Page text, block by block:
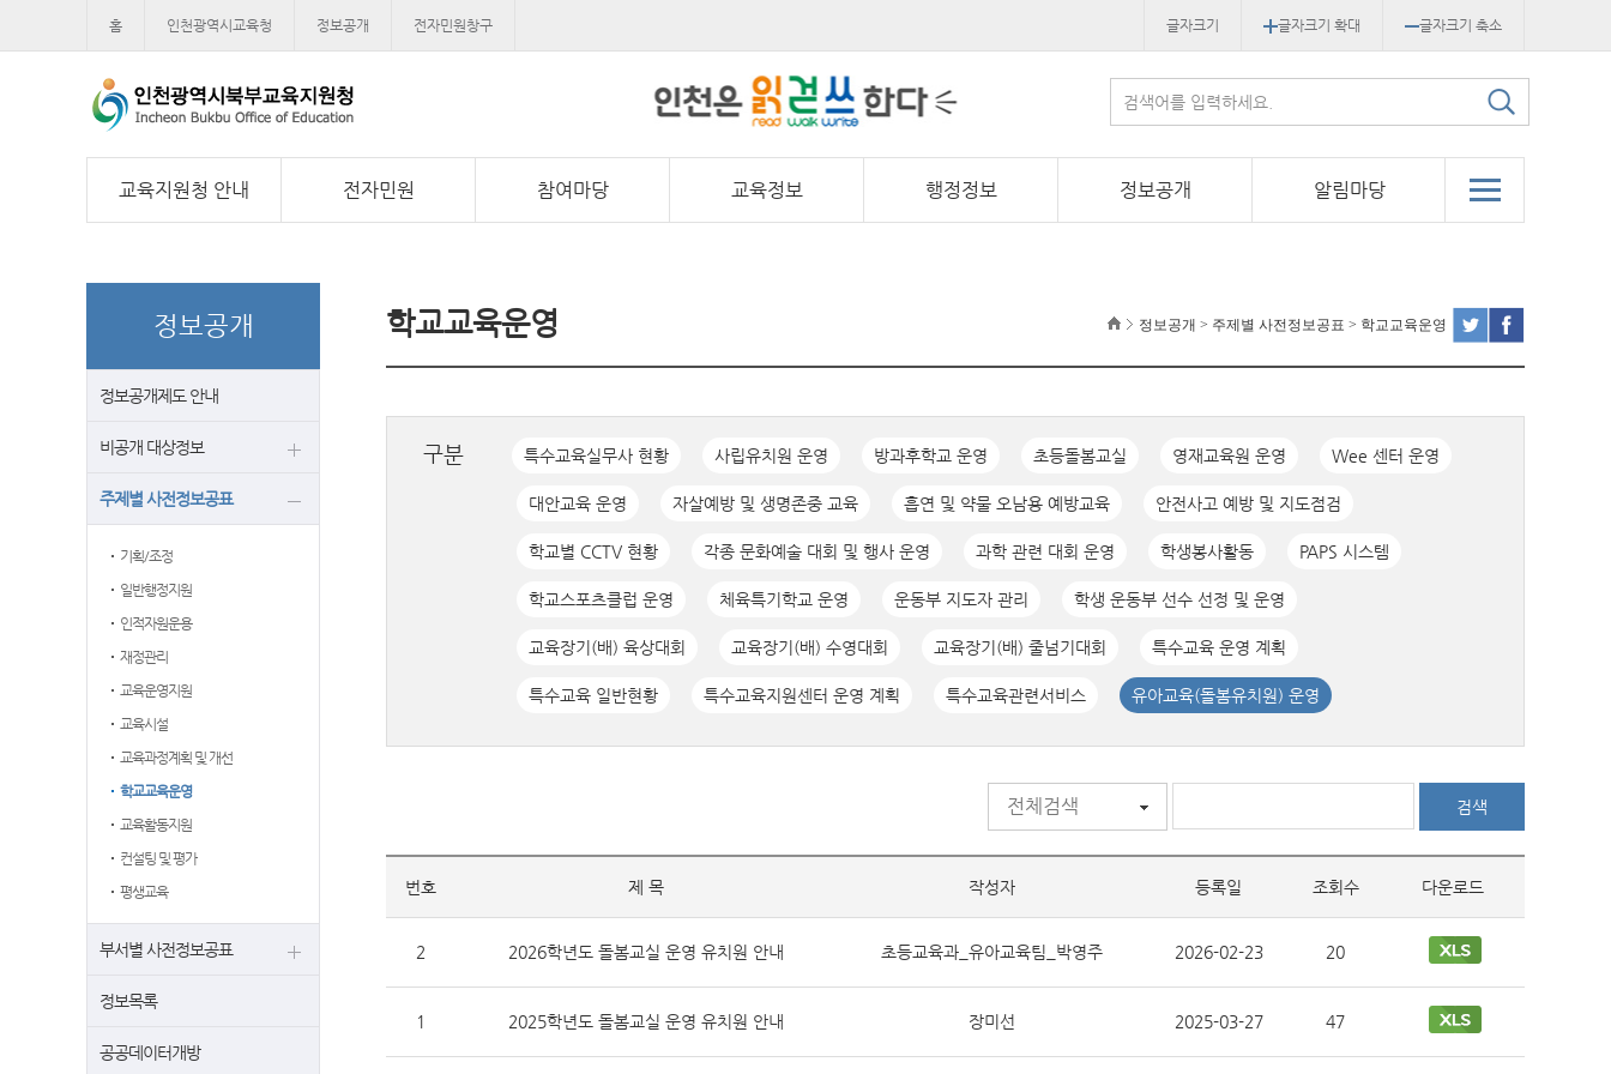
홈 인천광역시교육청 정보공개 전자민원창구 글자크기 글자크기 확대 글자크기 축소
교육지원청 안내 전자민원 참여마당 교육정보 행정정보 정보공개 알림마당
정보공개
정보공개제도 안내
비공개 대상정보
주제별 사전정보공표
기획/조정
일반행정지원
인적자원운용
재정관리
교육운영지원
교육시설
교육과정계획 및 개선
학교교육운영
교육활동지원
컨설팅 및 평가
평생교육
부서별 사전정보공표
정보목록
공공데이터개방
학교교육운영 정보공개 > 주제별 사전정보공표 > 학교교육운영
구분 특수교육실무사 현황 사립유치원 운영 방과후학교 운영 초등돌봄교실 영재교육원 운영 Wee 센터 운영
대안교육 운영 자살예방 및 생명존중 교육 흡연 및 약물 오남용 예방교육 안전사고 예방 및 지도점검
학교별 CCTV 현황 각종 문화예술 대회 및 행사 운영 과학 관련 대회 운영 학생봉사활동 PAPS 시스템
학교스포츠클럽 운영 체육특기학교 운영 운동부 지도자 관리 학생 운동부 선수 선정 및 운영
교육장기(배) 육상대회 교육장기(배) 수영대회 교육장기(배) 줄넘기대회 특수교육 운영 계획
특수교육 일반현황 특수교육지원센터 운영 계획 특수교육관련서비스 유아교육(돌봄유치원) 운영
번호 제 목 작성자 등록일 조회수 다운로드
2 2026학년도 돌봄교실 운영 유치원 안내 초등교육과_유아교육팀_박영주 2026-02-23 20
1 2025학년도 돌봄교실 운영 유치원 안내 장미선 2025-03-27 47